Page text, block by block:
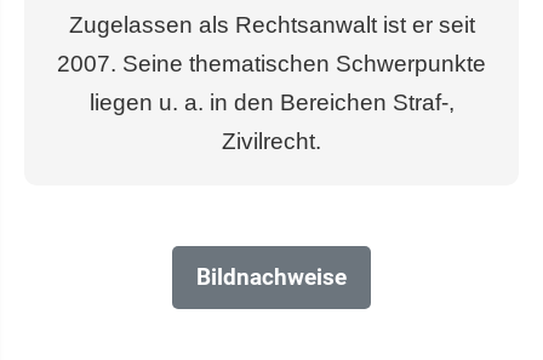
Zugelassen als Rechtsanwalt ist er seit
2007. Seine thematischen Schwerpunkte
liegen u. a. in den Bereichen Straf-,
Zivilrecht.
Bildnachweise